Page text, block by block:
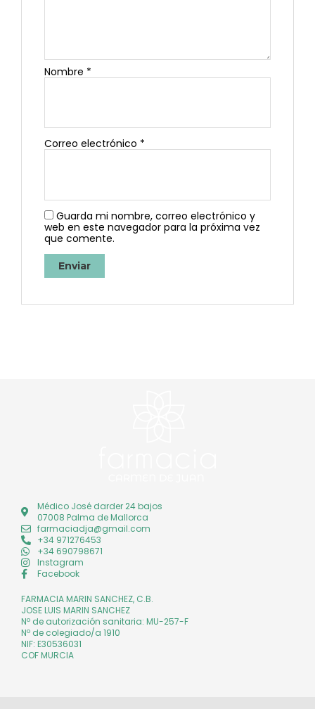
Nombre *
Correo electrónico *
Guarda mi nombre, correo electrónico y
web en este navegador para la próxima vez
que comente.
Médico José darder 24 bajos
07008 Palma de Mallorca
farmaciadja@gmail.com
+34 971276453
+34 690798671
Instagram
Facebook
FARMACIA MARIN SANCHEZ, C.B.
JOSE LUIS MARIN SANCHEZ
Nº de autorización sanitaria: MU-257-F
Nº de colegiado/a 1910
NIF: E30536031
COF MURCIA